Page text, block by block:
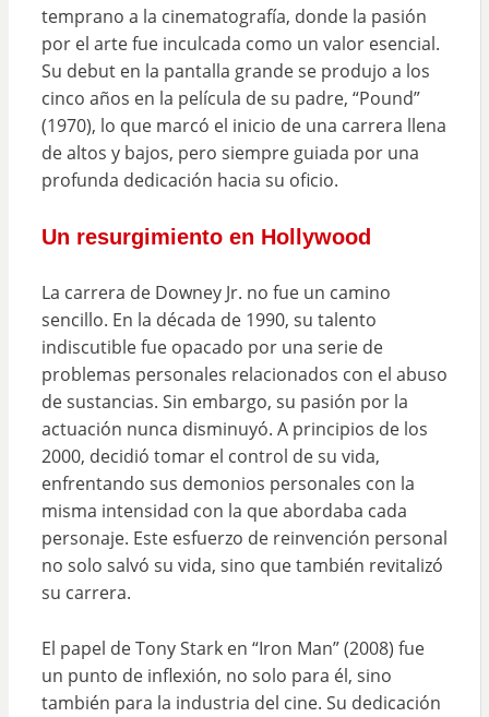
temprano a la cinematografía, donde la pasión
por el arte fue inculcada como un valor esencial.
Su debut en la pantalla grande se produjo a los
cinco años en la película de su padre, “Pound”
(1970), lo que marcó el inicio de una carrera llena
de altos y bajos, pero siempre guiada por una
profunda dedicación hacia su oficio.
Un resurgimiento en Hollywood
La carrera de Downey Jr. no fue un camino
sencillo. En la década de 1990, su talento
indiscutible fue opacado por una serie de
problemas personales relacionados con el abuso
de sustancias. Sin embargo, su pasión por la
actuación nunca disminuyó. A principios de los
2000, decidió tomar el control de su vida,
enfrentando sus demonios personales con la
misma intensidad con la que abordaba cada
personaje. Este esfuerzo de reinvención personal
no solo salvó su vida, sino que también revitalizó
su carrera.
El papel de Tony Stark en “Iron Man” (2008) fue
un punto de inflexión, no solo para él, sino
también para la industria del cine. Su dedicación